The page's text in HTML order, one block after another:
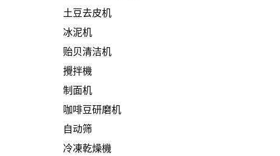
土豆去皮机
冰泥机
贻贝清洁机
攪拌機
制面机
咖啡豆研磨机
自动筛
冷凍乾燥機